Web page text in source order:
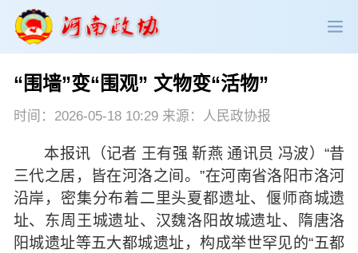
政协领导 政协新闻
委员履职 政协论坛 专委会工作
党派团体 市县政协 专题荟萃
“围墙”变“围观” 文物变“活物”
时间：2026-05-18 10:29 来源：人民政协报
本报讯（记者 王有强 靳燕 通讯员 冯波）“昔
三代之居，皆在河洛之间。”在河南省洛阳市洛河
沿岸，密集分布着二里头夏都遗址、偃师商城遗
址、东周王城遗址、汉魏洛阳故城遗址、隋唐洛
阳城遗址等五大都城遗址，构成举世罕见的“五都